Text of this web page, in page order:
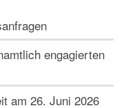
engagierten
am 26. Juni 2026